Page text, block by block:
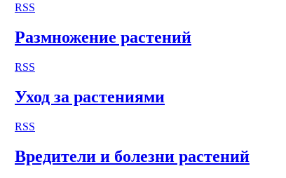
RSS
Размножение растений
RSS
Уход за растениями
RSS
Вредители и болезни растений